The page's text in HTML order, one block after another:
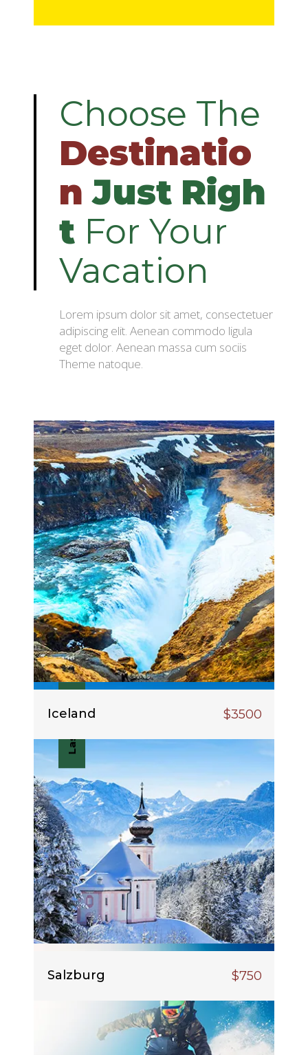
Choose The
Destinatio
n Just Righ
t For Your
Vacation
Lorem ipsum dolor sit amet, consectetuer
adipiscing elit. Aenean commodo ligula
eget dolor. Aenean massa cum sociis
Theme natoque.
Iceland $3500
Salzburg $750
Last Offer